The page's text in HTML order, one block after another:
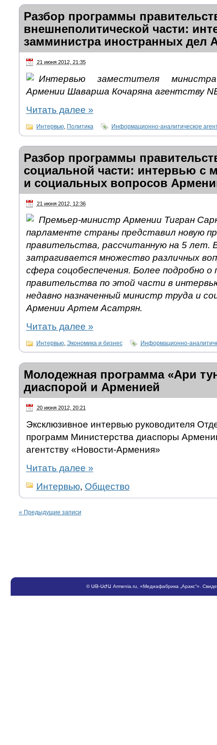
Разбор программы
внешнеполитической части:
замминистра иностранных дел
21 июня 2012, 21:35
Интервью заместителя
Армении Шаварша Кочаряна агентству
Читать далее »
Интервью, Политика Информационно-аналитическое
Разбор программы
социальной части: интервью с
и социальных вопросов
21 июня 2012, 12:36
Премьер-министр Армении Тигран
парламенте страны представил новую
правительства, рассчитанную на 5 лет.
затрагивается множество различных
сфера соцобеспечения. Более подробно о
правительства по этой части в
недавно назначенный министр труда и
Армении Артем Асатрян.
Читать далее »
Интервью, Экономика и бизнес Информационно-
Молодежная программа «Ари
диаспорой и Арменией
20 июня 2012, 20:21
Эксклюзивное интервью руководителя
программ Министерства диаспоры
агентству «Новости-Армения»
Читать далее »
Интервью, Общество
« Предыдущие записи
©ՍԹ-ՍԺԱ Armenia.ru , «Медиафабрика „Аракс“».